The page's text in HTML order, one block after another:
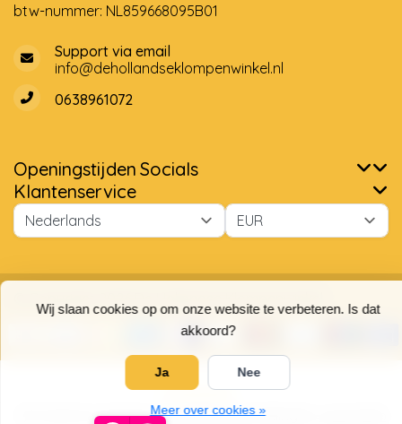
Wij slaan cookies op om onze website te verbeteren. Is dat
akkoord?
Meer over cookies »
btw-nummer: NL859668095B01
Support via email
info@dehollandseklompenwinkel.nl
0638961072
Openingstijden Socials
Klantenservice
sterren op basis van4025beoordelingen.